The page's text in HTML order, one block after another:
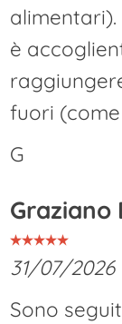
è
fuori
G
Graziano
31/07/2026
Sono